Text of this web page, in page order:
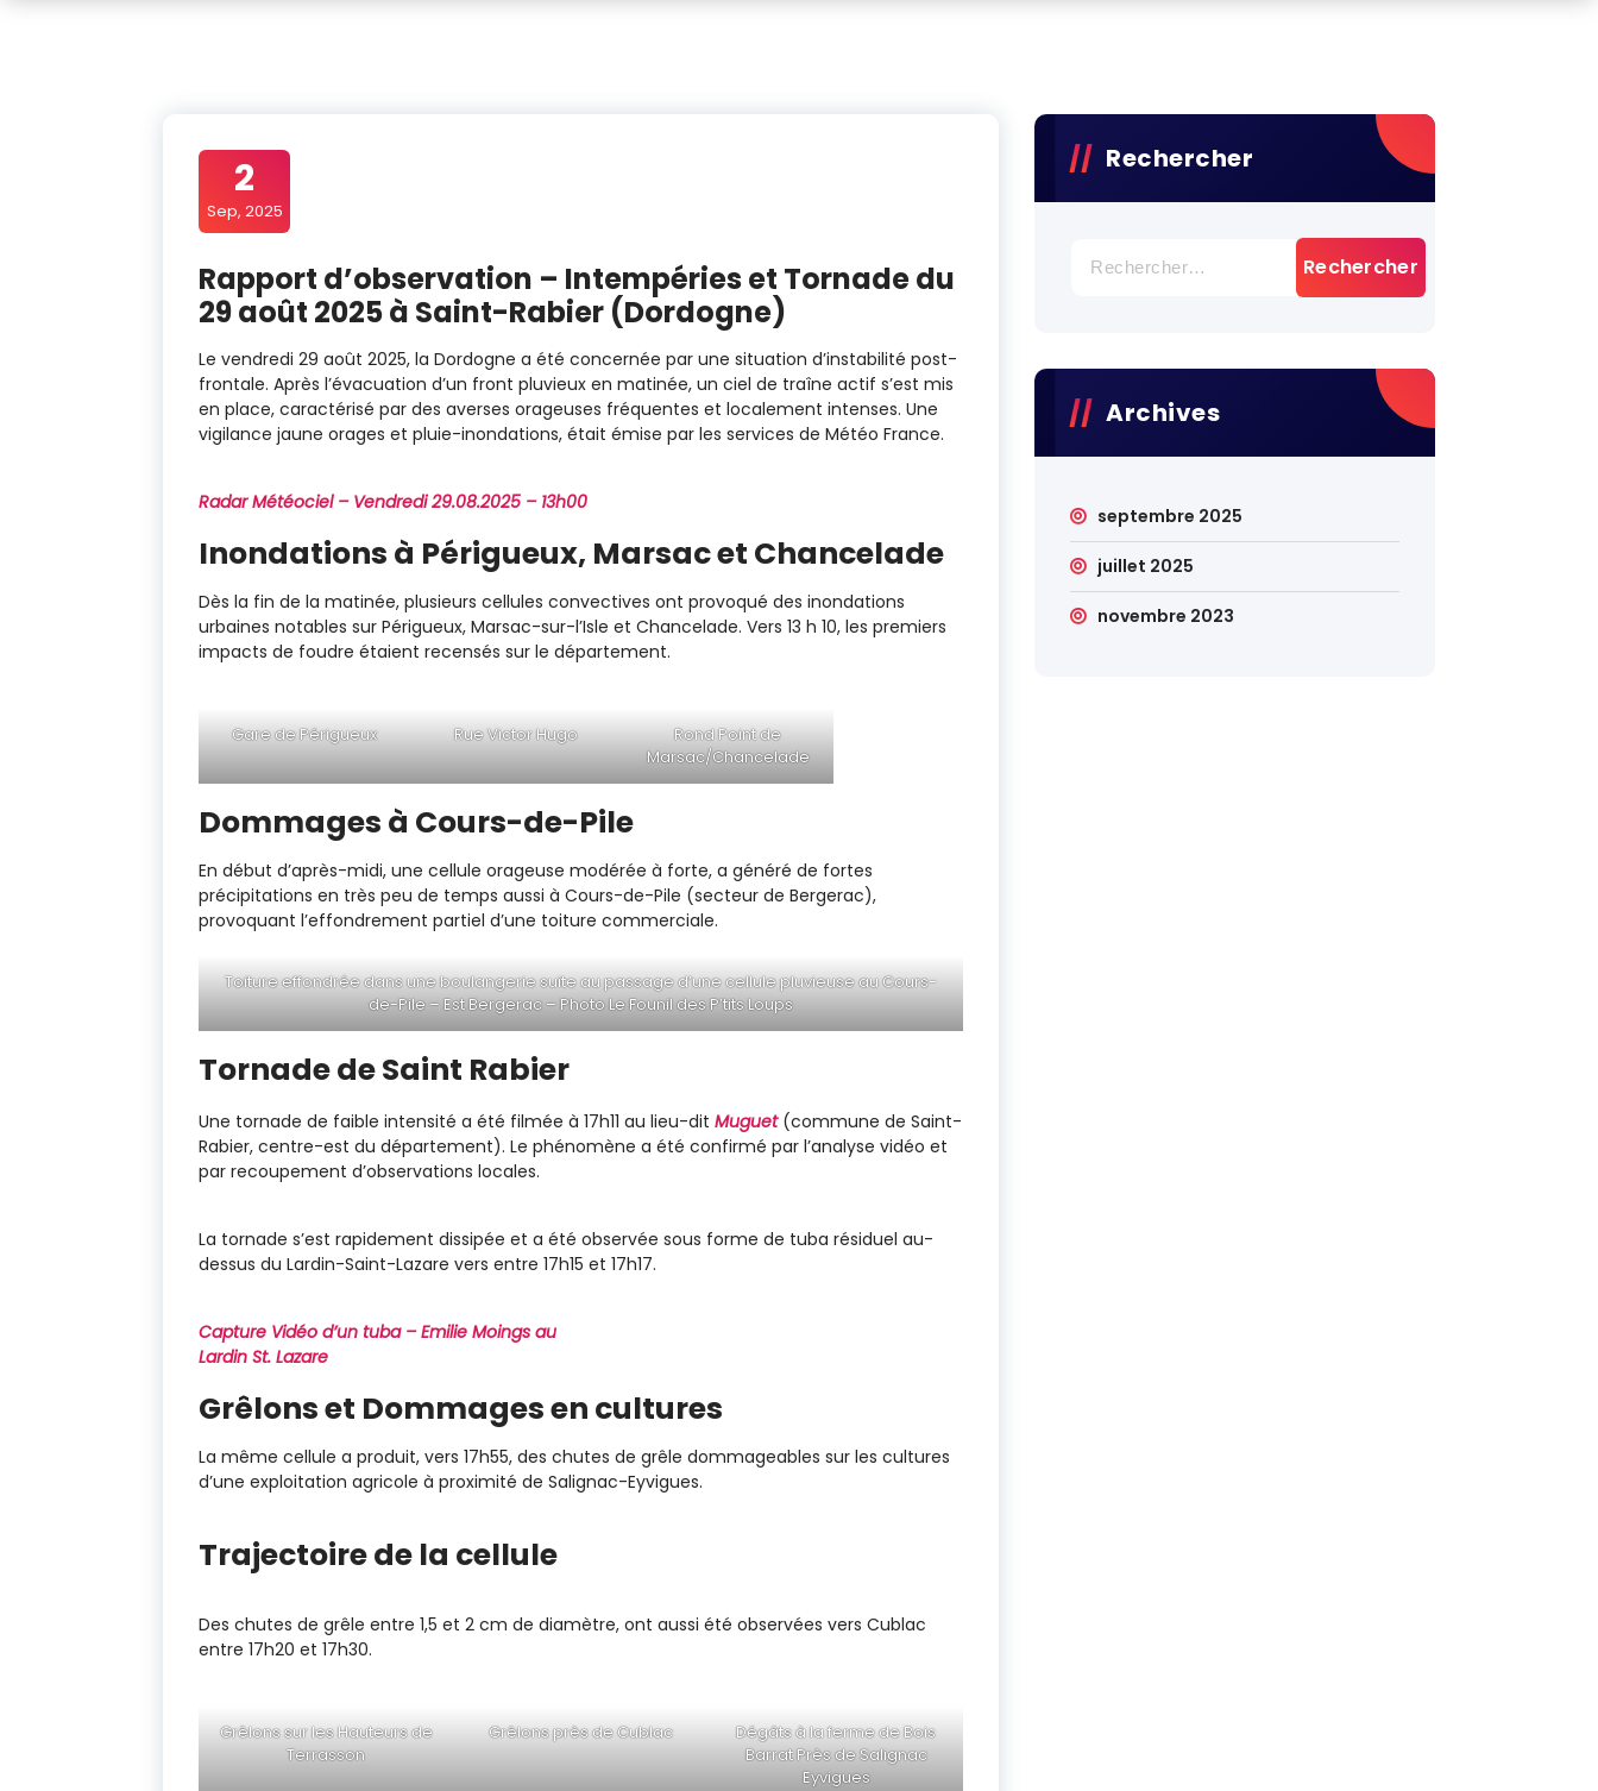
2
Sep, 2025
Rapport d’observation – Intempéries et Tornade du
29 août 2025 à Saint-Rabier (Dordogne)
Le vendredi 29 août 2025, la Dordogne a été concernée par une situation d’instabilité post-
frontale. Après l’évacuation d’un front pluvieux en matinée, un ciel de traîne actif s’est mis
en place, caractérisé par des averses orageuses fréquentes et localement intenses. Une
vigilance jaune orages et pluie-inondations, était émise par les services de Météo France.
Radar Météociel – Vendredi 29.08.2025 – 13h00
Inondations à Périgueux, Marsac et Chancelade
Dès la fin de la matinée, plusieurs cellules convectives ont provoqué des inondations
urbaines notables sur Périgueux, Marsac-sur-l’Isle et Chancelade. Vers 13 h 10, les premiers
impacts de foudre étaient recensés sur le département.
Gare de Périgueux Rue Victor Hugo
Rond Point de
Marsac/Chancelade
Dommages à Cours-de-Pile
En début d’après-midi, une cellule orageuse modérée à forte, a généré de fortes
précipitations en très peu de temps aussi à Cours-de-Pile (secteur de Bergerac),
provoquant l’effondrement partiel d’une toiture commerciale.
Toiture effondrée dans une boulangerie suite au passage d’une cellule pluvieuse au Cours-
de-Pile – Est Bergerac – Photo Le Founil des P’tits Loups
Tornade de Saint Rabier
Une tornade de faible intensité a été filmée à 17h11 au lieu-dit Muguet(commune de Saint-
Rabier, centre-est du département). Le phénomène a été confirmé par l’analyse vidéo et
par recoupement d’observations locales.
La tornade s’est rapidement dissipée et a été observée sous forme de tuba résiduel au-
dessus du Lardin-Saint-Lazare vers entre 17h15 et 17h17.
Capture Vidéo d’un tuba – Emilie Moings au
Lardin St. Lazare
Grêlons et Dommages en cultures
La même cellule a produit, vers 17h55, des chutes de grêle dommageables sur les cultures
d’une exploitation agricole à proximité de Salignac-Eyvigues.
Trajectoire de la cellule
Des chutes de grêle entre 1,5 et 2 cm de diamètre, ont aussi été observées vers Cublac
entre 17h20 et 17h30.
Grêlons sur les Hauteurs de
Terrasson
Grêlons près de Cublac
Dégâts à la ferme de Bois
Barrat Près de Salignac
Eyvigues
Rechercher
Archives
septembre 2025
juillet 2025
novembre 2023